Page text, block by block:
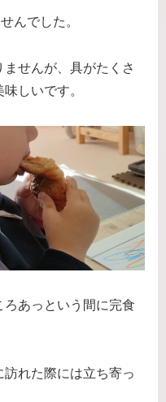
んでした。
せんが、具がたくさ
しいです。
あっという間に完食
れた際には立ち寄っ